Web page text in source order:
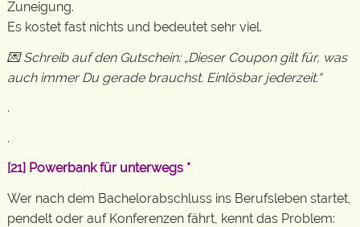
Zuneigung.
Es kostet fast nichts und bedeutet sehr viel.
💌 Schreib auf den Gutschein: „Dieser Coupon gilt für, was
auch immer Du gerade brauchst. Einlösbar jederzeit.“
.
.
[21] Powerbank für unterwegs *
Wer nach dem Bachelorabschluss ins Berufsleben startet,
pendelt oder auf Konferenzen fährt, kennt das Problem: